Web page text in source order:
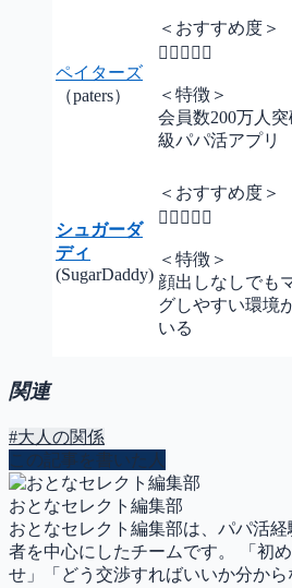
ペイターズ
（paters）
＜おすすめ度＞

＜特徴＞
会員数200万人
級パパ活アプリ
シュガーダ
ディ
(SugarDaddy)
＜おすすめ度＞

＜特徴＞
顔出しなしでも
グしやすい環境
いる
関連
#大人の関係
この記事を書いた人
おとなセレクト編集部
おとなセレクト編集部は、パパ活
者を中心にしたチームです。 「初
せ」「どう交渉すればいいか分か